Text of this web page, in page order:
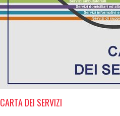
CARTA DEI SERVIZI